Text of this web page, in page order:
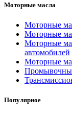
Моторные масла
Моторные
Моторные
Моторные
автомобилей
Моторные
Популярное